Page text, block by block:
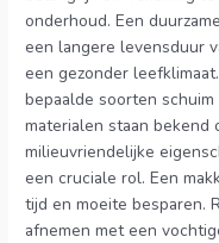
onderhoud. Een
een langere levensduur
een gezonder
bepaalde soorten
materialen staan bekend
milieuvriendelijke
een cruciale rol. Een
tijd en moeite besparen.
afnemen met een